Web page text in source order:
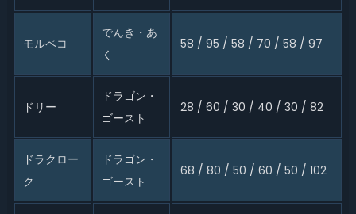
モルペコ
でんき・あ
く
58 / 95 / 58 / 70 / 58 / 97
ドリー
ドラゴン・
ゴースト
28 / 60 / 30 / 40 / 30 / 82
ドラクロー
ク
ドラゴン・
ゴースト
68 / 80 / 50 / 60 / 50 / 102